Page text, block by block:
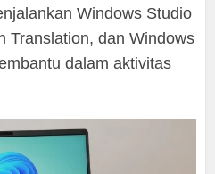
Windows Studio
Translation, dan Windows
dalam aktivitas